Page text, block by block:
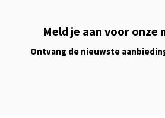
Meld je aan voor onze
Ontvang de nieuwste